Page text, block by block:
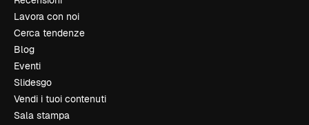
Lavora con noi
Cerca tendenze
Blog
Eventi
Slidesgo
Vendi i tuoi contenuti
Sala stampa